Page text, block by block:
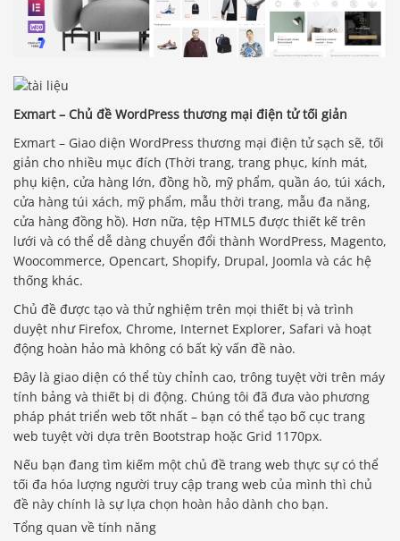
Exmart – Chủ đề WordPress thương mại điện tử tối giản
Exmart – Giao diện WordPress thương mại điện tử sạch sẽ, tối
giản cho nhiều mục đích (Thời trang, trang phục, kính mát,
phụ kiện, cửa hàng lớn, đồng hồ, mỹ phẩm, quần áo, túi xách,
cửa hàng túi xách, mỹ phẩm, mẫu thời trang, mẫu đa năng,
cửa hàng đồng hồ). Hơn nữa, tệp HTML5 được thiết kế trên
lưới và có thể dễ dàng chuyển đổi thành WordPress, Magento,
Woocommerce, Opencart, Shopify, Drupal, Joomla và các hệ
thống khác.
Chủ đề được tạo và thử nghiệm trên mọi thiết bị và trình
duyệt như Firefox, Chrome, Internet Explorer, Safari và hoạt
động hoàn hảo mà không có bất kỳ vấn đề nào.
Đây là giao diện có thể tùy chỉnh cao, trông tuyệt vời trên máy
tính bảng và thiết bị di động. Chúng tôi đã đưa vào phương
pháp phát triển web tốt nhất – bạn có thể tạo bố cục trang
web tuyệt vời dựa trên Bootstrap hoặc Grid 1170px.
Nếu bạn đang tìm kiếm một chủ đề trang web thực sự có thể
tối đa hóa lượng người truy cập trang web của mình thì chủ
đề này chính là sự lựa chọn hoàn hảo dành cho bạn.
Tổng quan về tính năng